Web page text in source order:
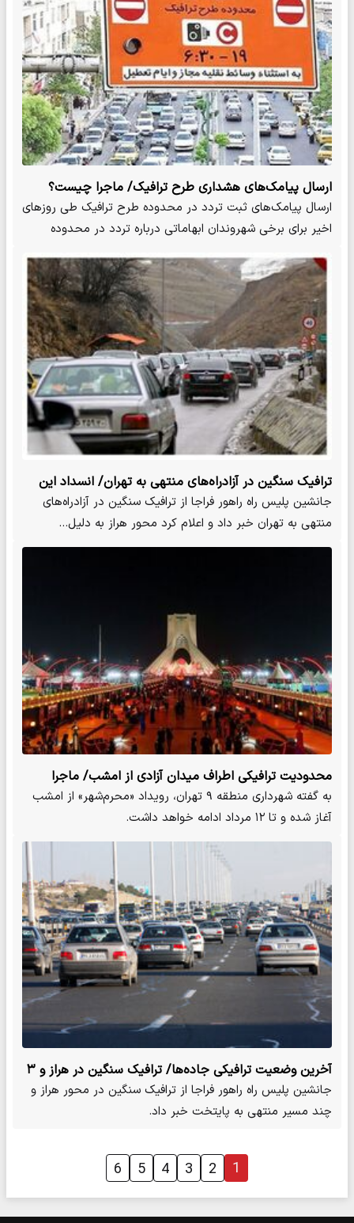
ارسال پیامک‌های هشداری طرح ترافیک/ ماجرا چیست؟
ارسال پیامک‌های ثبت تردد در محدوده طرح ترافیک طی روزهای
اخیر برای برخی شهروندان ابهاماتی درباره تردد در محدوده
ترافیک سنگین در آزادراه‌های منتهی به تهران/ انسداد این
محورشمالی تا ساعت ۱۷ امروز
جانشین پلیس راه راهور فراجا از ترافیک سنگین در آزادراه‌های
منتهی به تهران خبر داد و اعلام کرد محور هراز به دلیل…
محدودیت ترافیکی اطراف میدان آزادی از امشب/ ماجرا
چیست؟
به گفته شهرداری منطقه ۹ تهران، رویداد «محرم‌شهر» از امشب
آغاز شده و تا ۱۲ مرداد ادامه خواهد داشت.
آخرین وضعیت ترافیکی جاده‌ها/ ترافیک سنگین در هراز و ۳
محور منتهی به تهران
جانشین پلیس راه راهور فراجا از ترافیک سنگین در محور هراز و
چند مسیر منتهی به پایتخت خبر داد.
1
2
3
4
5
6